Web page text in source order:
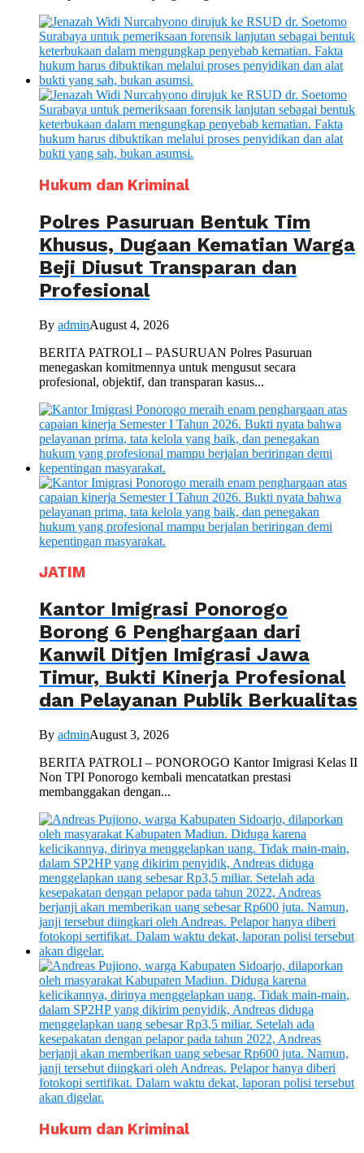
Hukum dan Kriminal
Polres Pasuruan Bentuk Tim
Khusus, Dugaan Kematian Warga
Beji Diusut Transparan dan
Profesional
By adminAugust 4, 2026
BERITA PATROLI – PASURUAN Polres Pasuruan
menegaskan komitmennya untuk mengusut secara
profesional, objektif, dan transparan kasus...
JATIM
Kantor Imigrasi Ponorogo
Borong 6 Penghargaan dari
Kanwil Ditjen Imigrasi Jawa
Timur, Bukti Kinerja Profesional
dan Pelayanan Publik Berkualitas
By adminAugust 3, 2026
BERITA PATROLI – PONOROGO Kantor Imigrasi Kelas II
Non TPI Ponorogo kembali mencatatkan prestasi
membanggakan dengan...
Hukum dan Kriminal